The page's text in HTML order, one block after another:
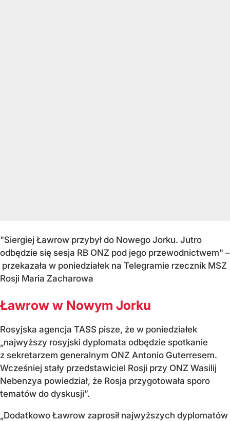
"Siergiej Ławrow przybył do Nowego Jorku. Jutro
odbędzie się sesja RB ONZ pod jego przewodnictwem" –
przekazała w poniedziałek na Telegramie rzecznik MSZ
Rosji Maria Zacharowa
Ławrow w Nowym Jorku
Rosyjska agencja TASS pisze, że w poniedziałek
„najwyższy rosyjski dyplomata odbędzie spotkanie
z sekretarzem generalnym ONZ Antonio Guterresem.
Wcześniej stały przedstawiciel Rosji przy ONZ Wasilij
Nebenzya powiedział, że Rosja przygotowała sporo
tematów do dyskusji”.
„Dodatkowo Ławrow zaprosił najwyższych dyplomatów